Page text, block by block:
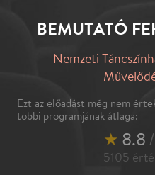
Nemzeti Táncszínház -
Művelődési
Ezt az előadást még nem
★8.8/ 10
5105